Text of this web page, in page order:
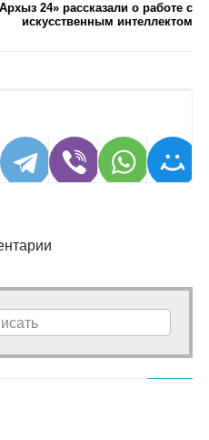
24» рассказали о работе с
искусственным интеллектом